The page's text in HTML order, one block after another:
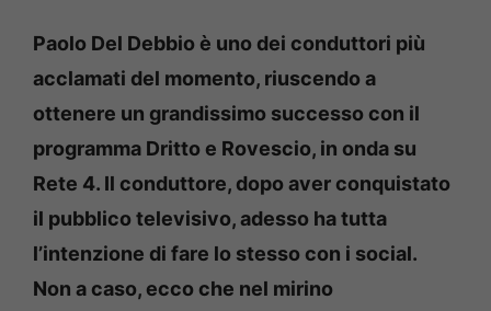
Paolo Del Debbio è uno dei conduttori più
acclamati del momento, riuscendo a
ottenere un grandissimo successo con il
programma Dritto e Rovescio, in onda su
Rete 4. Il conduttore, dopo aver conquistato
il pubblico televisivo, adesso ha tutta
l’intenzione di fare lo stesso con i social.
Non a caso, ecco che nel mirino